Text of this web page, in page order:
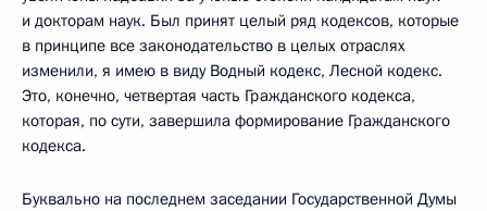
и докторам наук. Был принят целый ряд кодексов, которые
в принципе все законодательство в целых отраслях
изменили, я имею в виду Водный кодекс, Лесной кодекс.
Это, конечно, четвертая часть Гражданского кодекса,
которая, по сути, завершила формирование Гражданского
кодекса.
Буквально на последнем заседании Государственной Думы